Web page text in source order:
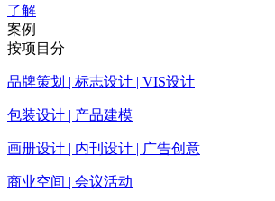
了解
案例
按项目分
品牌策划 | 标志设计 | VIS设计
包装设计 | 产品建模
画册设计 | 内刊设计 | 广告创意
商业空间 | 会议活动